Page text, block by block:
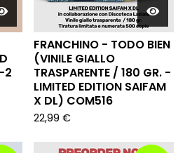
2
FRANCHINO - TODO BIEN
(VINILE GIALLO
TRASPARENTE / 180 GR. -
LIMITED EDITION SAIFAM
X DL) COM516
22,99 €